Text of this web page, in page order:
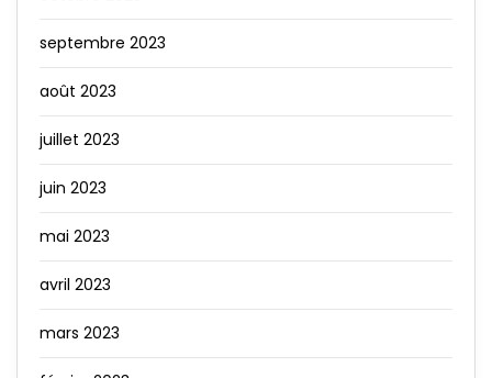
septembre 2023
août 2023
juillet 2023
juin 2023
mai 2023
avril 2023
mars 2023